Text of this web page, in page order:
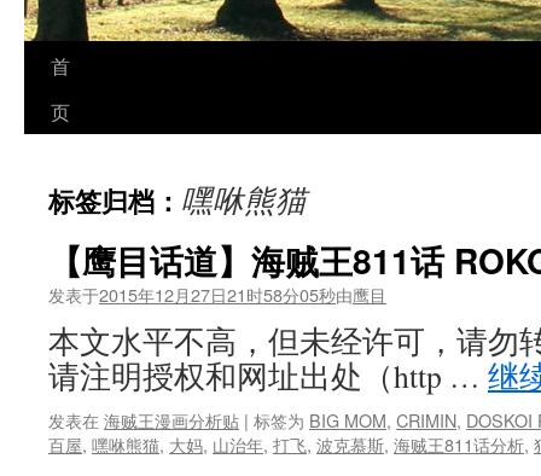
跳
至
文
首
页
标签归档： 嘿咻熊猫
【鹰目话道】海贼王811话
发表于2015年12月27日21时58分05秒由鹰目
本文水平不高，但未经许可，请勿
请注明授权和网址出处（http … 继
发表在 海贼王漫画分析贴 | 标签为 BIG MOM, CRIMIN, DOSKOI
百屋, 嘿咻熊猫, 大妈, 山治年, 打飞, 波克慕斯, 海贼王811话分析,